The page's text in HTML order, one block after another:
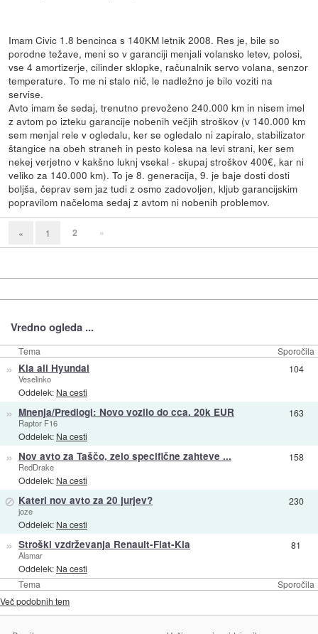
Imam Civic 1.8 bencinca s 140KM letnik 2008. Res je, bile so
porodne težave, meni so v garanciji menjali volansko letev, polosi,
vse 4 amortizerje, cilinder sklopke, računalnik servo volana, senzor
temperature. To me ni stalo nič, le nadležno je bilo voziti na
servise.
Avto imam še sedaj, trenutno prevoženo 240.000 km in nisem imel
z avtom po izteku garancije nobenih večjih stroškov (v 140.000 km
sem menjal rele v ogledalu, ker se ogledalo ni zapiralo, stabilizator
štangice na obeh straneh in pesto kolesa na levi strani, ker sem
nekej verjetno v kakšno luknj vsekal - skupaj stroškov 400€, kar ni
veliko za 140.000 km). To je 8. generacija, 9. je baje dosti dosti
boljša, čeprav sem jaz tudi z osmo zadovoljen, kljub garancijskim
popravilom načeloma sedaj z avtom ni nobenih problemov.
« 1 2 »
Vredno ogleda ...
Tema Sporočila
Tema Sporočila
» Kia ali Hyundai
Veselinko
Oddelek: Na cesti
104
» Mnenja/Predlogi: Novo vozilo do cca. 20k EUR
Raptor F16
Oddelek: Na cesti
163
» Nov avto za Taščo, zelo specifične zahteve ...
RedDrake
Oddelek: Na cesti
158
⊘ Kateri nov avto za 20 jurjev?
joze
Oddelek: Na cesti
230
» Stroški vzdrževanja Renault-Fiat-Kia
Alamar
Oddelek: Na cesti
81
Več podobnih tem